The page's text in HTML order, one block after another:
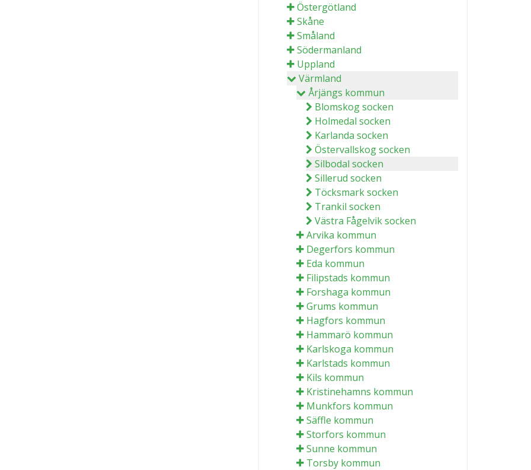
Östergötland
Skåne
Småland
Södermanland
Uppland
Värmland
Årjängs kommun
Blomskog socken
Holmedal socken
Karlanda socken
Östervallskog socken
Silbodal socken
Sillerud socken
Töcksmark socken
Trankil socken
Västra Fågelvik socken
Arvika kommun
Degerfors kommun
Eda kommun
Filipstads kommun
Forshaga kommun
Grums kommun
Hagfors kommun
Hammarö kommun
Karlskoga kommun
Karlstads kommun
Kils kommun
Kristinehamns kommun
Munkfors kommun
Säffle kommun
Storfors kommun
Sunne kommun
Torsby kommun